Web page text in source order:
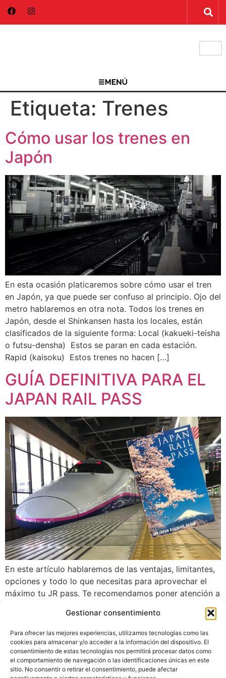
Gestionar consentimiento
Para ofrecer las mejores experiencias, utilizamos tecnologías como las
cookies para almacenar y/o acceder a la información del dispositivo. El
consentimiento de estas tecnologías nos permitirá procesar datos como
el comportamiento de navegación o las identificaciones únicas en este
sitio. No consentir o retirar el consentimiento, puede afectar
Etiqueta: Trenes
Cómo usar los trenes en
Japón
En esta ocasión platicaremos sobre cómo usar el tren
en Japón, ya que puede ser confuso al principio. Ojo del
metro hablaremos en otra nota. Todos los trenes en
Japón, desde el Shinkansen hasta los locales, están
clasificados de la siguiente forma: Local (kakueki-teisha
o futsu-densha) Estos se paran en cada estación.
Rapid (kaisoku) Estos trenes no hacen […]
GUÍA DEFINITIVA PARA EL
JAPAN RAIL PASS
En este artículo hablaremos de las ventajas, limitantes,
opciones y todo lo que necesitas para aprovechar el
máximo tu JR pass. Te recomendamos poner atención a
los nuevos precios y cambios con el JR pass a partir de
octubre 2023. Japón tiene una de las redes ferroviarias
más extensas en su territorio y es probablemente […]